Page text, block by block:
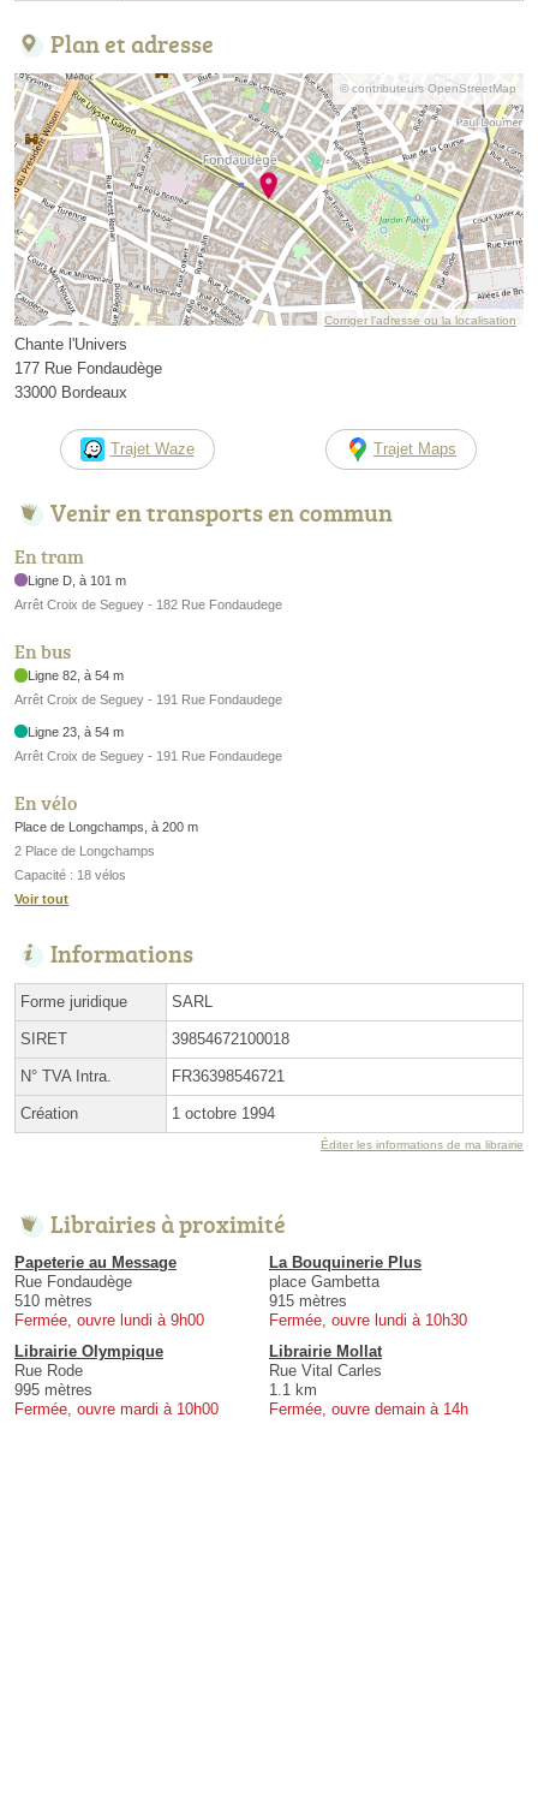
Plan et adresse
© contributeurs OpenStreetMap
Corriger l’adresse ou la localisation
Chante l'Univers
177 Rue Fondaudège
33000 Bordeaux
Trajet Waze Trajet Maps
Venir en transports en commun
En tram
Ligne D, à 101 m
Arrêt Croix de Seguey - 182 Rue Fondaudege
En bus
Ligne 82, à 54 m
Arrêt Croix de Seguey - 191 Rue Fondaudege
Ligne 23, à 54 m
Arrêt Croix de Seguey - 191 Rue Fondaudege
En vélo
Place de Longchamps, à 200 m
2 Place de Longchamps
Capacité : 18 vélos
Voir tout
Informations
Forme juridique SARL
SIRET 39854672100018
N° TVA Intra. FR36398546721
Création 1 octobre 1994
Éditer les informations de ma librairie
Librairies à proximité
Papeterie au Message
Rue Fondaudège
510 mètres
Fermée, ouvre lundi à 9h00
La Bouquinerie Plus
place Gambetta
915 mètres
Fermée, ouvre lundi à 10h30
Librairie Olympique
Rue Rode
995 mètres
Fermée, ouvre mardi à 10h00
Librairie Mollat
Rue Vital Carles
1.1 km
Fermée, ouvre demain à 14h